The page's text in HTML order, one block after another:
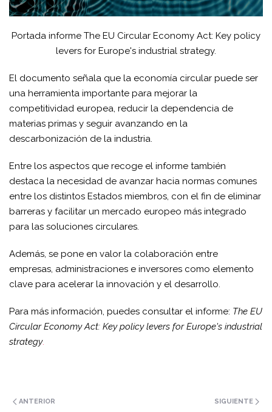
Portada informe The EU Circular Economy Act: Key policy
levers for Europe's industrial strategy.
El documento señala que la economía circular puede ser
una herramienta importante para mejorar la
competitividad europea, reducir la dependencia de
materias primas y seguir avanzando en la
descarbonización de la industria.
Entre los aspectos que recoge el informe también
destaca la necesidad de avanzar hacia normas comunes
entre los distintos Estados miembros, con el fin de eliminar
barreras y facilitar un mercado europeo más integrado
para las soluciones circulares.
Además, se pone en valor la colaboración entre
empresas, administraciones e inversores como elemento
clave para acelerar la innovación y el desarrollo.
Para más información, puedes consultar el informe: The EU
Circular Economy Act: Key policy levers for Europe's industrial
strategy.
ANTERIOR SIGUIENTE